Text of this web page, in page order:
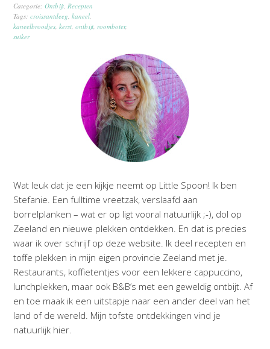
Categorie:Ontbijt Recepten
Tags:croissantdeeg ,kaneel
kaneelbroodjes ,kerst ,ontbijt roomboter,
suiker
Wat leuk dat je een kijkje neemt op Little Spoon! Ik ben
Stefanie. Een fulltime vreetzak, verslaafd aan
borrelplanken – wat er op ligt vooral natuurlijk ;-), dol op
Zeeland en nieuwe plekken ontdekken. En dat is precies
waar ik over schrijf op deze website. Ik deel recepten en
toffe plekken in mijn eigen provincie Zeeland met je.
Restaurants, koffietentjes voor een lekkere cappuccino,
lunchplekken, maar ook B&B’s met een geweldig ontbijt. Af
en toe maak ik een uitstapje naar een ander deel van het
land of de wereld. Mijn tofste ontdekkingen vind je
natuurlijk hier.